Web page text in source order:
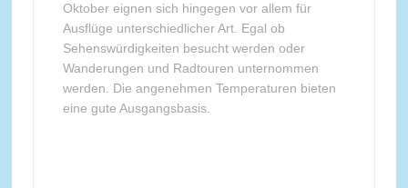
Oktober eignen sich hingegen vor allem für
Ausflüge unterschiedlicher Art. Egal ob
Sehenswürdigkeiten besucht werden oder
Wanderungen und Radtouren unternommen
werden. Die angenehmen Temperaturen bieten
eine gute Ausgangsbasis.